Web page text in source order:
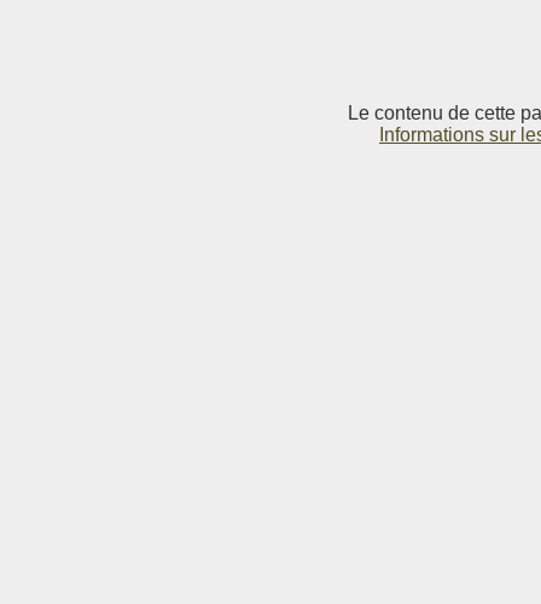
Le contenu de cette
Informations sur